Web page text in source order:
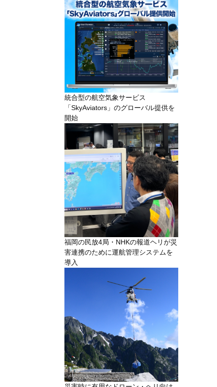
統合型の航空気象サービス
「SkyAviators」のグローバル提供を
開始
福岡の民放4局・NHKの報道ヘリが災
害連携のために運航管理システムを
導入